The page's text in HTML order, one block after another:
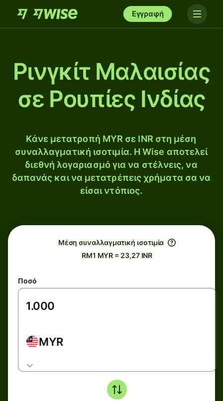
Εγγραφή
Ρινγκίτ Μαλαισίας
σε Ρουπίες Ινδίας
Κάνε μετατροπή MYR σε INR στη μέση
συναλλαγματική ισοτιμία. Η Wise αποτελεί
διεθνή λογαριασμό για να στέλνεις, να
δαπανάς και να μετατρέπεις χρήματα σα να
είσαι ντόπιος.
Μέση συναλλαγματική ισοτιμία
RM1 MYR = 23,27 INR
Ποσό
MYR